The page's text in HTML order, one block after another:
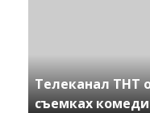
Телеканал ТНТ
съемках